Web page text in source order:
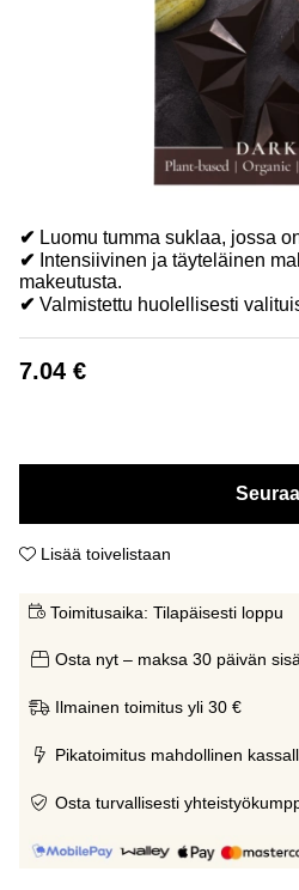
✔ Luomu tumma suklaa, jossa
✔ Intensiivinen ja täyteläinen
makeutusta.
✔ Valmistettu huolellisesti
7.04 €
Seuraa
Lisää toivelistaan
Toimitusaika: Tilapäisesti loppu
Osta nyt – maksa 30 päivän
Ilmainen toimitus yli 30 €
Pikatoimitus mahdollinen
Osta turvallisesti